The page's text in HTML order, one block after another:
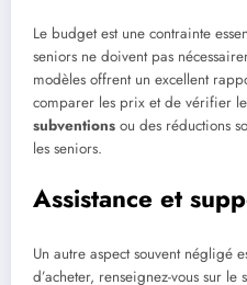
Le budget est une contrainte
seniors ne doivent pas
modèles offrent un excellent
comparer les prix et de vérifier
subventions ou des réductions
les seniors.
Assistance et
Un autre aspect souvent négligé
d’acheter, renseignez-vous sur